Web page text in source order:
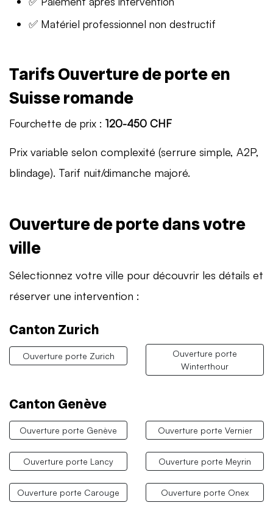
✅ Matériel professionnel non destructif
Tarifs Ouverture de porte en
Suisse romande
Fourchette de prix : 120-450 CHF
Prix variable selon complexité (serrure simple, A2P,
blindage). Tarif nuit/dimanche majoré.
Ouverture de porte dans votre
ville
Sélectionnez votre ville pour découvrir les détails et
réserver une intervention :
Canton Zurich
Ouverture porte Zurich
Ouverture porte
Winterthour
Canton Genève
Ouverture porte Genève Ouverture porte Vernier
Ouverture porte Lancy Ouverture porte Meyrin
Ouverture porte Carouge Ouverture porte Onex